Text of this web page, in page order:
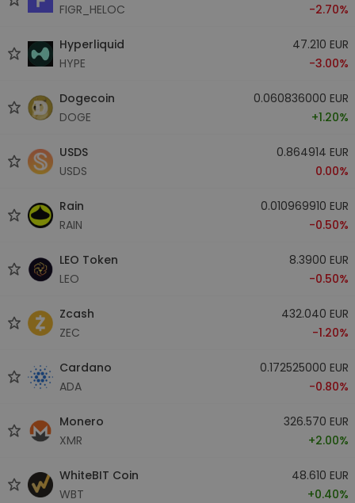
FIGR_HELOC
-2.70%
Hyperliquid
HYPE
47.210 EUR
-3.00%
Dogecoin
DOGE
0.060836000 EUR
+1.20%
USDS
USDS
0.864914 EUR
0.00%
Rain
RAIN
0.010969910 EUR
-0.50%
LEO Token
LEO
8.3900 EUR
-0.50%
Zcash
ZEC
432.040 EUR
-1.20%
Cardano
ADA
0.172525000 EUR
-0.80%
Monero
XMR
326.570 EUR
+2.00%
WhiteBIT Coin
WBT
48.610 EUR
+0.40%